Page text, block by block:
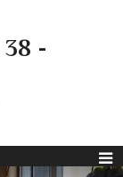
38 -